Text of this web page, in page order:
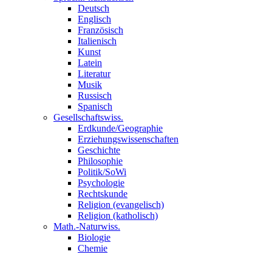
Deutsch
Englisch
Französisch
Italienisch
Kunst
Latein
Literatur
Musik
Russisch
Spanisch
Gesellschaftswiss.
Erdkunde/Geographie
Erziehungswissenschaften
Geschichte
Philosophie
Politik/SoWi
Psychologie
Rechtskunde
Religion (evangelisch)
Religion (katholisch)
Math.-Naturwiss.
Biologie
Chemie